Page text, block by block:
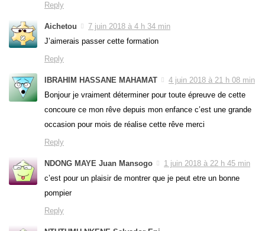
Reply
Aichetou
7 juin 2018 à 4 h 34 min
J’aimerais passer cette formation
Reply
IBRAHIM HASSANE MAHAMAT
4 juin 2018 à 21 h 08 min
Bonjour je vraiment déterminer pour toute épreuve de cette
concoure ce mon rêve depuis mon enfance c’est une grande
occasion pour mois de réalise cette rêve merci
Reply
NDONG MAYE Juan Mansogo
1 juin 2018 à 22 h 45 min
c’est pour un plaisir de montrer que je peut etre un bonne
pompier
Reply